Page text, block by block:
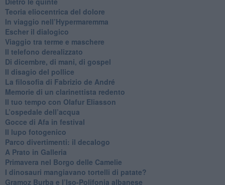
​Teoria eliocentrica del dolore
In viaggio nell’Hypermaremma
​Escher il dialogico
​Viaggio tra terme e maschere
Il telefono derealizzato
​Di dicembre, di mani, di gospel
​Il disagio del pollice
​La filosofia di Fabrizio de André
Memorie di un clarinettista redento
​Il tuo tempo con Olafur Eliasson
​L’ospedale dell’acqua
​Gocce di Afa in festival
​Il lupo fotogenico
​Parco divertimenti: il decalogo
​A Prato in Galleria
​Primavera nel Borgo delle Camelie
I dinosauri mangiavano tortelli di patate?
​Gramoz Burba e l’Iso-Polifonia albanese